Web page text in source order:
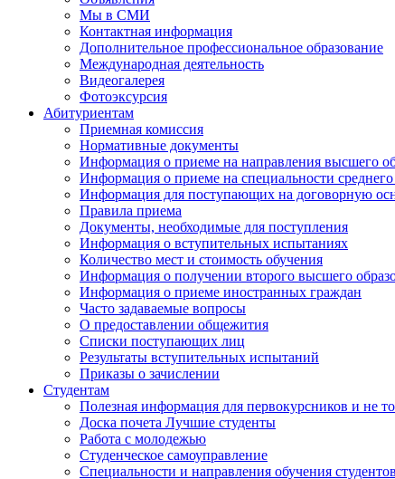
Мы в СМИ
Контактная информация
Дополнительное профессиональное образование
Международная деятельность
Видеогалерея
Фотоэксурсия
Абитуриентам
Приемная комиссия
Нормативные документы
Информация о приеме на направления высшего
Информация о приеме на специальности
Информация для поступающих на договорную
Правила приема
Документы, необходимые для поступления
Информация о вступительных испытаниях
Количество мест и стоимость обучения
Информация о получении второго высшего
Информация о приеме иностранных граждан
Часто задаваемые вопросы
О предоставлении общежития
Списки поступающих лиц
Результаты вступительных испытаний
Приказы о зачислении
Студентам
Полезная информация для первокурсников и не
Доска почета Лучшие студенты
Работа с молодежью
Студенческое самоуправление
Специальности и направления обучения студентов